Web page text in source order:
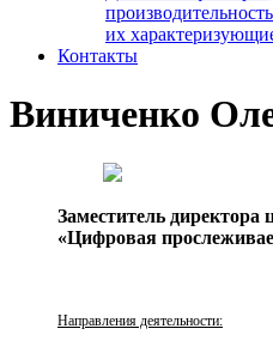
их
Контакты
Виниченко
Заместитель директора
«Цифровая
Направления деятельности: